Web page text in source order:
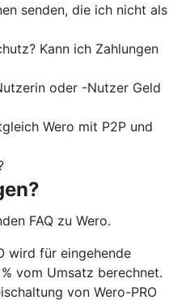
senden, die ich nicht als
Kann ich Zahlungen
oder -Nutzer Geld
Wero mit P2P und
FAQ zu Wero.
wird für eingehende
vom Umsatz berechnet.
von Wero-PRO